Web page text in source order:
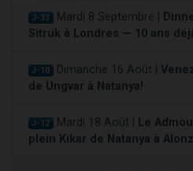
J-33 Mardi 8 Septembre |
Sitruk à Londres — 10 ans
J-10 Dimanche 16 Août |
de Ungvar à Natanya!
J-12 Mardi 18 Août |
Le
plein Kikar de Natanya à